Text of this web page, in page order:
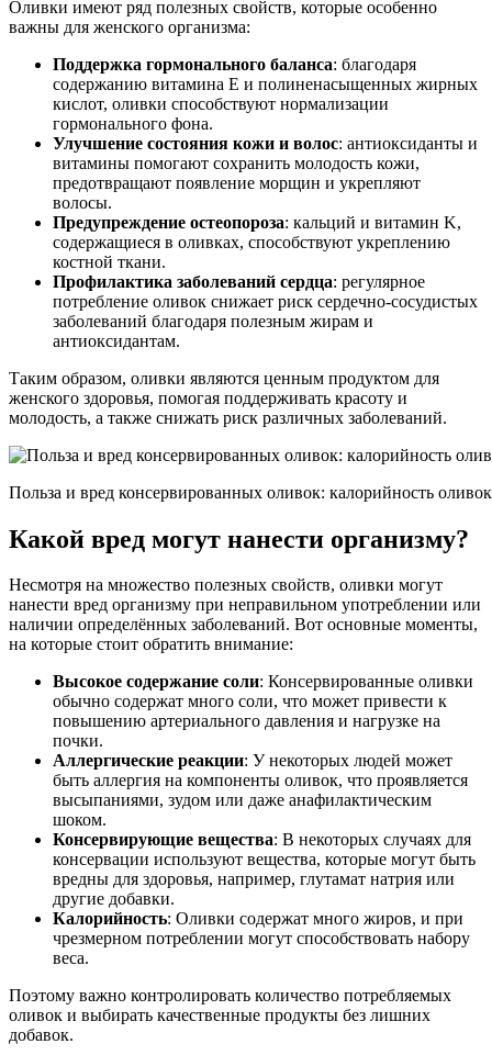
Оливки имеют ряд полезных свойств, которые особенно
важны для женского организма:
Поддержка гормонального баланса: благодаря
содержанию витамина E и полиненасыщенных жирных
кислот, оливки способствуют нормализации
гормонального фона.
Улучшение состояния кожи и волос: антиоксиданты и
витамины помогают сохранить молодость кожи,
предотвращают появление морщин и укрепляют
волосы.
Предупреждение остеопороза: кальций и витамин K,
содержащиеся в оливках, способствуют укреплению
костной ткани.
Профилактика заболеваний сердца: регулярное
потребление оливок снижает риск сердечно-сосудистых
заболеваний благодаря полезным жирам и
антиоксидантам.
Таким образом, оливки являются ценным продуктом для
женского здоровья, помогая поддерживать красоту и
молодость, а также снижать риск различных заболеваний.
Польза и вред консервированных оливок: калорийность оливок
Какой вред могут нанести организму?
Несмотря на множество полезных свойств, оливки могут
нанести вред организму при неправильном употреблении или
наличии определённых заболеваний. Вот основные моменты,
на которые стоит обратить внимание:
Высокое содержание соли: Консервированные оливки
обычно содержат много соли, что может привести к
повышению артериального давления и нагрузке на
почки.
Аллергические реакции: У некоторых людей может
быть аллергия на компоненты оливок, что проявляется
высыпаниями, зудом или даже анафилактическим
шоком.
Консервирующие вещества: В некоторых случаях для
консервации используют вещества, которые могут быть
вредны для здоровья, например, глутамат натрия или
другие добавки.
Калорийность: Оливки содержат много жиров, и при
чрезмерном потреблении могут способствовать набору
веса.
Поэтому важно контролировать количество потребляемых
оливок и выбирать качественные продукты без лишних
добавок.